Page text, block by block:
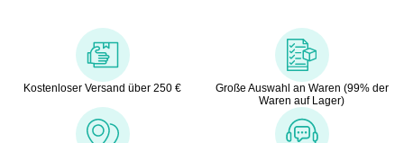
Kostenloser Versand über 250 €
Große Auswahl an Waren (99% der
Waren auf Lager)